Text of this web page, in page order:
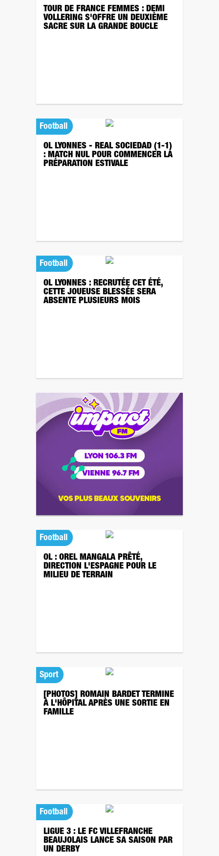
TOUR DE FRANCE FEMMES : DEMI
VOLLERING S'OFFRE UN DEUXIÈME
SACRE SUR LA GRANDE BOUCLE
Football
OL LYONNES - REAL SOCIEDAD (1-1)
: MATCH NUL POUR COMMENCER LA
PRÉPARATION ESTIVALE
Football
OL LYONNES : RECRUTÉE CET ÉTÉ,
CETTE JOUEUSE BLESSÉE SERA
ABSENTE PLUSIEURS MOIS
Football
OL : OREL MANGALA PRÊTÉ,
DIRECTION L'ESPAGNE POUR LE
MILIEU DE TERRAIN
Sport
[PHOTOS] ROMAIN BARDET TERMINE
À L'HÔPITAL APRÈS UNE SORTIE EN
FAMILLE
Football
LIGUE 3 : LE FC VILLEFRANCHE
BEAUJOLAIS LANCE SA SAISON PAR
UN DERBY